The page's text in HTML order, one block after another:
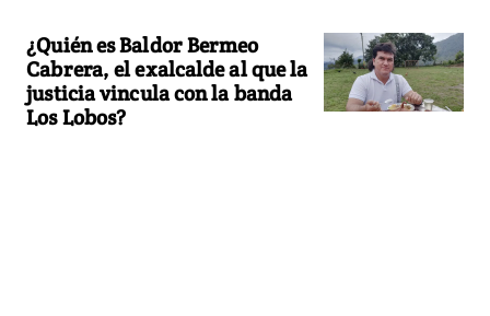
¿Quién es Baldor Bermeo
Cabrera, el exalcalde al que la
justicia vincula con la banda
Los Lobos?